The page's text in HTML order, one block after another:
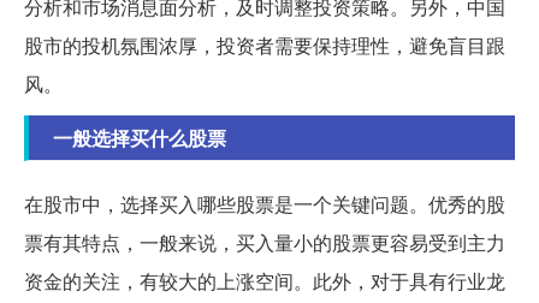
分析和市场消息面分析，及时调整投资策略。另外，中国
股市的投机氛围浓厚，投资者需要保持理性，避免盲目跟
风。
一般选择买什么股票
在股市中，选择买入哪些股票是一个关键问题。优秀的股
票有其特点，一般来说，买入量小的股票更容易受到主力
资金的关注，有较大的上涨空间。此外，对于具有行业龙